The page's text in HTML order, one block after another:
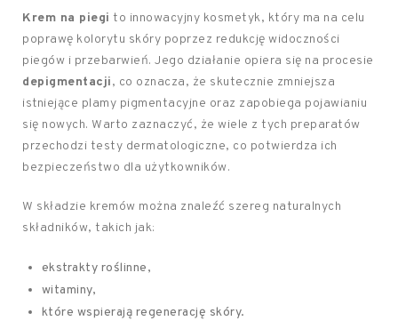
Krem na piegi to innowacyjny kosmetyk, który ma na celu
poprawę kolorytu skóry poprzez redukcję widoczności
piegów i przebarwień. Jego działanie opiera się na procesie
depigmentacji, co oznacza, że skutecznie zmniejsza
istniejące plamy pigmentacyjne oraz zapobiega pojawianiu
się nowych. Warto zaznaczyć, że wiele z tych preparatów
przechodzi testy dermatologiczne, co potwierdza ich
bezpieczeństwo dla użytkowników.
W składzie kremów można znaleźć szereg naturalnych
składników, takich jak:
ekstrakty roślinne,
witaminy,
które wspierają regenerację skóry.